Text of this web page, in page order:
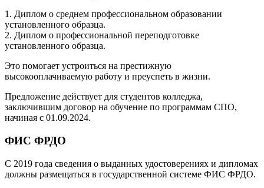
1. Диплом о среднем профессиональном образовании
установленного образца.
2. Диплом о профессиональной переподготовке
установленного образца.
Это помогает устроиться на престижную
высокооплачиваемую работу и преуспеть в жизни.
Предложение действует для студентов колледжа,
заключившим договор на обучение по программам СПО,
начиная с 01.09.2024.
ФИС ФРДО
С 2019 года сведения о выданных удостоверениях и дипломах
должны размещаться в государственной системе ФИС ФРДО.